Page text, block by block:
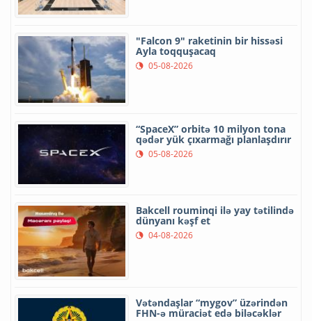
"Falcon 9" raketinin bir hissəsi
Ayla toqquşacaq
05-08-2026
“SpaceX” orbitə 10 milyon tona
qədər yük çıxarmağı planlaşdırır
05-08-2026
Bakcell rouminqi ilə yay tətilində
dünyanı kəşf et
04-08-2026
Vətəndaşlar “mygov” üzərindən
FHN-ə müraciət edə biləcəklər